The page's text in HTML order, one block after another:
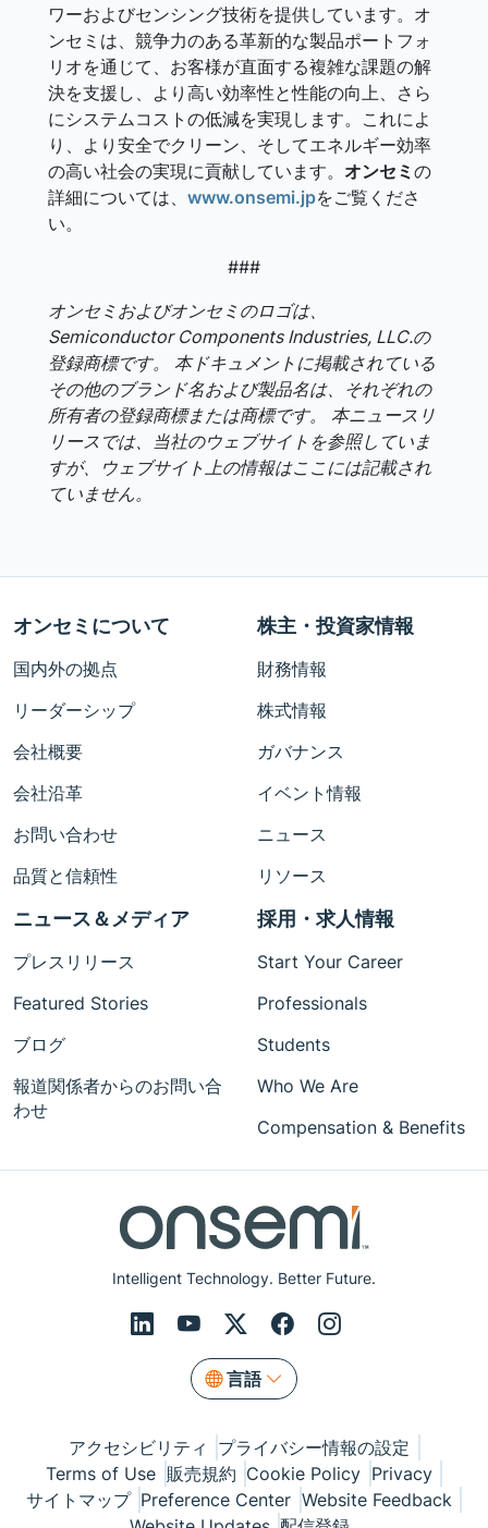
ワーおよびセンシング技術を提供しています。オ
ンセミは、競争力のある革新的な製品ポートフォ
リオを通じて、お客様が直面する複雑な課題の解
決を支援し、より高い効率性と性能の向上、さら
にシステムコストの低減を実現します。これによ
り、より安全でクリーン、そしてエネルギー効率
の高い社会の実現に貢献しています。 オンセミ の
詳細については、 www.onsemi.jpをご覧くださ
い。
###
オンセミおよびオンセミのロゴは、
Semiconductor Components Industries, LLC.の
登録商標です。 本ドキュメントに掲載されている
その他のブランド名および製品名は、それぞれの
所有者の登録商標または商標です。 本ニュースリ
リースでは、当社のウェブサイトを参照していま
すが、ウェブサイト上の情報はここには記載され
ていません。
Intelligent Technology. Better Future.
言語
オンセミについて
国内外の拠点
リーダーシップ
会社概要
会社沿革
お問い合わせ
品質と信頼性
株主・投資家情報
財務情報
株式情報
ガバナンス
イベント情報
ニュース
リソース
ニュース＆メディア
プレスリリース
Featured Stories
ブログ
報道関係者からのお問い合
わせ
採用・求人情報
Start Your Career
Professionals
Students
Who We Are
Compensation & Benefits
アクセシビリティ
プライバシー情報の設定
Terms of Use 販売規約 Cookie Policy Privacy
サイトマップ Preference Center Website Feedback